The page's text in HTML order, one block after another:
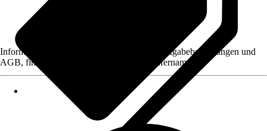
Informationen des Verkäufers, wie z. B. Rückgabebedingungen und
AGB, finden Sie bei Klick auf den Verkäufernamen.